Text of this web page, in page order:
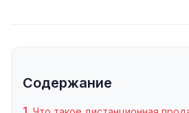
Содержание